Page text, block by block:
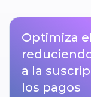
Optimiza
a la
los pagos